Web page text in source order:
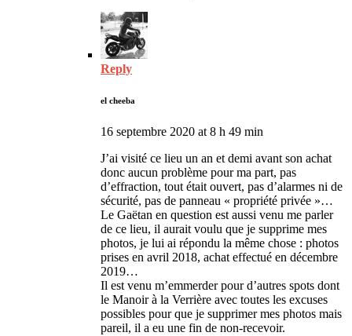
Reply
el cheeba
16 septembre 2020 at 8 h 49 min
J’ai visité ce lieu un an et demi avant son achat
donc aucun problème pour ma part, pas
d’effraction, tout était ouvert, pas d’alarmes ni de
sécurité, pas de panneau « propriété privée »…
Le Gaëtan en question est aussi venu me parler
de ce lieu, il aurait voulu que je supprime mes
photos, je lui ai répondu la même chose : photos
prises en avril 2018, achat effectué en décembre
2019…
Il est venu m’emmerder pour d’autres spots dont
le Manoir à la Verrière avec toutes les excuses
possibles pour que je supprimer mes photos mais
pareil, il a eu une fin de non-recevoir.